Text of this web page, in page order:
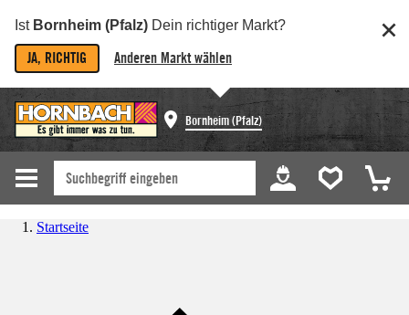
Ist Bornheim (Pfalz) Dein richtiger Markt?
JA, RICHTIG Anderen Markt wählen
Bornheim (Pfalz)
Startseite